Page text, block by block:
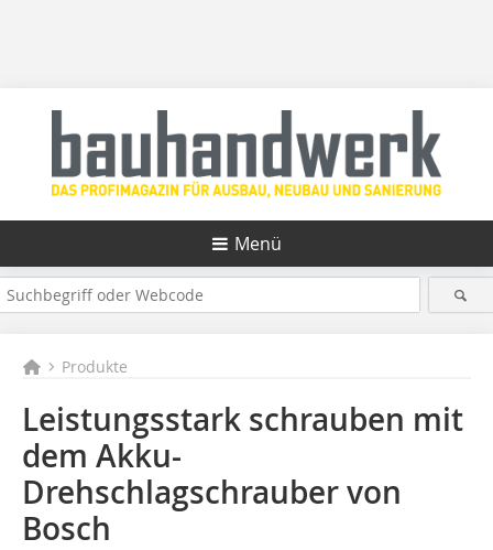
Menü
Produkte
Leistungsstark schrauben mit
dem Akku-
Drehschlagschrauber von
Bosch